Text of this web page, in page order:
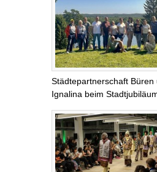
Städtepartnerschaft Büren
Ignalina beim